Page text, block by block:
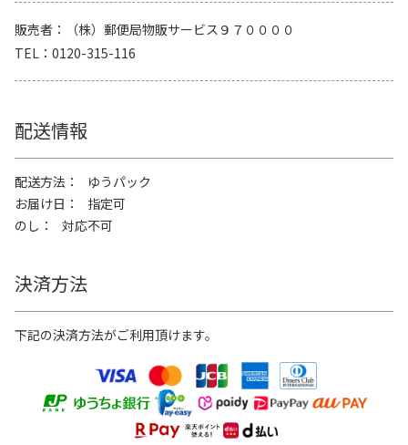
販売者
（株）郵便局物販サービス９７００００
TEL
0120-315-116
配送情報
配送方法
ゆうパック
お届け日
指定可
のし
対応不可
決済方法
下記の決済方法がご利用頂けます。